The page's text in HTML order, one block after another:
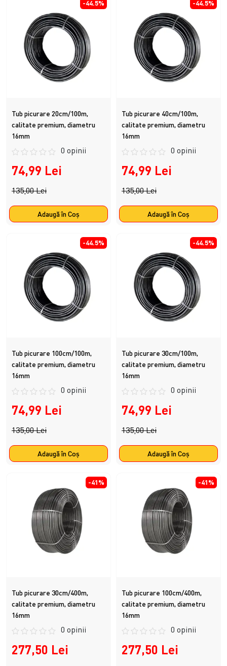
-44.5%
Tub picurare 20cm/100m,
calitate premium, diametru
16mm
0 opinii
74,99 Lei
135,00 Lei
Adaugă în Coş
-44.5%
Tub picurare 40cm/100m,
calitate premium, diametru
16mm
0 opinii
74,99 Lei
135,00 Lei
Adaugă în Coş
-44.5%
Tub picurare 100cm/100m,
calitate premium, diametru
16mm
0 opinii
74,99 Lei
135,00 Lei
Adaugă în Coş
-44.5%
Tub picurare 30cm/100m,
calitate premium, diametru
16mm
0 opinii
74,99 Lei
135,00 Lei
Adaugă în Coş
-41%
Tub picurare 30cm/400m,
calitate premium, diametru
16mm
0 opinii
277,50 Lei
-41%
Tub picurare 100cm/400m,
calitate premium, diametru
16mm
0 opinii
277,50 Lei